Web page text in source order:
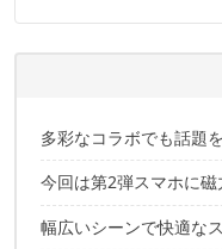
松尾 慧のプロ
多彩なコラボでも話題
今回は第2弾スマホに
カードをスマートに持
幅広いシーンで快適な